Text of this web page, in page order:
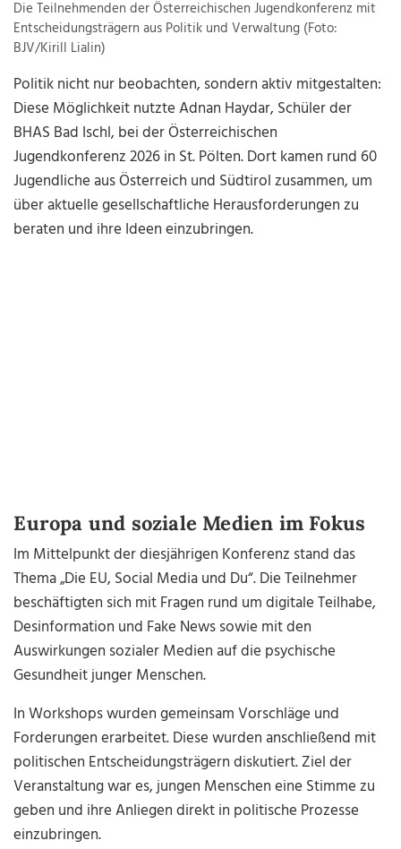
Die Teilnehmenden der Österreichischen Jugendkonferenz mit
Entscheidungsträgern aus Politik und Verwaltung (Foto:
BJV/Kirill Lialin)
Politik nicht nur beobachten, sondern aktiv mitgestalten:
Diese Möglichkeit nutzte Adnan Haydar, Schüler der
BHAS Bad Ischl, bei der Österreichischen
Jugendkonferenz 2026 in St. Pölten. Dort kamen rund 60
Jugendliche aus Österreich und Südtirol zusammen, um
über aktuelle gesellschaftliche Herausforderungen zu
beraten und ihre Ideen einzubringen.
Europa und soziale Medien im Fokus
Im Mittelpunkt der diesjährigen Konferenz stand das
Thema „Die EU, Social Media und Du“. Die Teilnehmer
beschäftigten sich mit Fragen rund um digitale Teilhabe,
Desinformation und Fake News sowie mit den
Auswirkungen sozialer Medien auf die psychische
Gesundheit junger Menschen.
In Workshops wurden gemeinsam Vorschläge und
Forderungen erarbeitet. Diese wurden anschließend mit
politischen Entscheidungsträgern diskutiert. Ziel der
Veranstaltung war es, jungen Menschen eine Stimme zu
geben und ihre Anliegen direkt in politische Prozesse
einzubringen.